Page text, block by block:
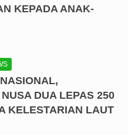
KEPADA ANAK-
DUA LEPAS 250
KELESTARIAN LAUT